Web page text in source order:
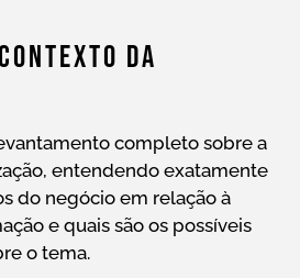
Da
completo sobre a
entendendo exatamente
do negócio em relação à
e quais são os possíveis
o tema.